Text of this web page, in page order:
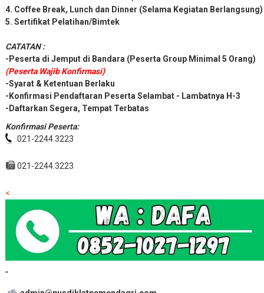
2. Peserta Menginap (Twin-Shering);
3. Seminar Kit serta Tas Ekslusif;
5. Sertifikat Pelatihan/Bimtek
CATATAN :
-Peserta di Jemput di Bandara (Peserta Group Minimal 5 Orang)
(Peserta Wajib Konfirmasi)
-Syarat & Ketentuan Berlaku
-Konfirmasi Pendaftaran Peserta Selambat - Lambatnya H-3
-Daftarkan Segera, Tempat Terbatas
021-2244.3223